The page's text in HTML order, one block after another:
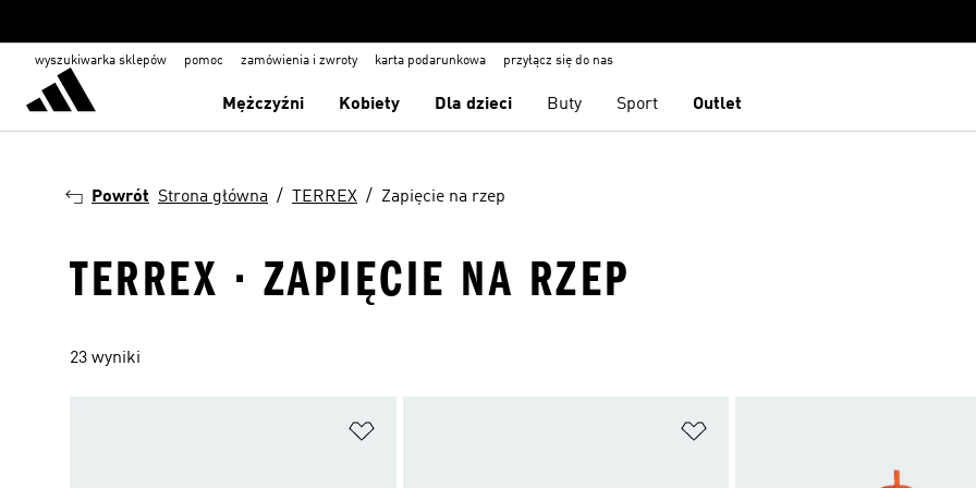
wyszukiwarka sklepów pomoc zamówienia i zwroty karta podarunkowa przyłącz się do nas
Mężczyźni Kobiety Dla dzieci Buty Sport Outlet
Powrót Strona główna TERREX Zapięcie na rzep
TERREX · ZAPIĘCIE NA RZEP
23 wyniki